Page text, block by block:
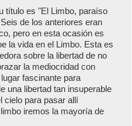
título es "El Limbo, paraíso
de los anteriores eran
pero en esta ocasión es
la vida en el Limbo. Esta es
sobre la libertad de no
la mediocridad con
fascinante para
una libertad tan insuperable
cielo para pasar allí
iremos la mayoría de